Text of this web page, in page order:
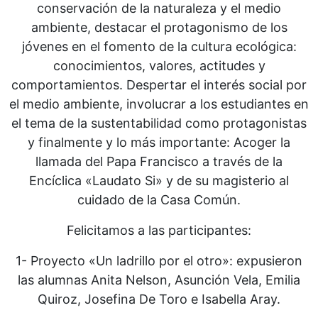
conservación de la naturaleza y el medio
ambiente, destacar el protagonismo de los
jóvenes en el fomento de la cultura ecológica:
conocimientos, valores, actitudes y
comportamientos. Despertar el interés social por
el medio ambiente, involucrar a los estudiantes en
el tema de la sustentabilidad como protagonistas
y finalmente y lo más importante: Acoger la
llamada del Papa Francisco a través de la
Encíclica «Laudato Si» y de su magisterio al
cuidado de la Casa Común.
Felicitamos a las participantes:
1- Proyecto «Un ladrillo por el otro»: expusieron
las alumnas Anita Nelson, Asunción Vela, Emilia
Quiroz, Josefina De Toro e Isabella Aray.